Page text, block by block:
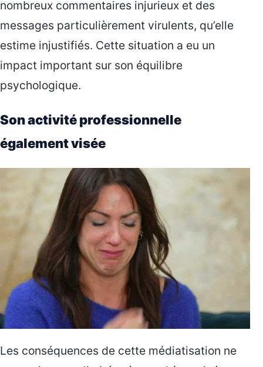
nombreux commentaires injurieux et des
messages particulièrement virulents, qu’elle
estime injustifiés. Cette situation a eu un
impact important sur son équilibre
psychologique.
Son activité professionnelle
également visée
Les conséquences de cette médiatisation ne